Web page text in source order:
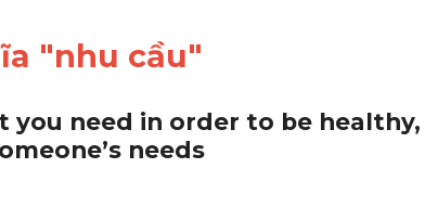
"nhu cầu"
you need in order to be
needs